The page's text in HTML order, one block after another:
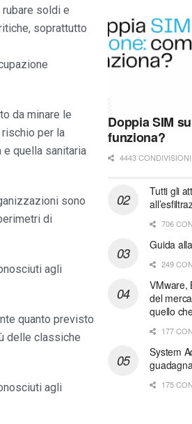
soldi e
soprattutto
da minare le
per la
quella sanitaria
sono
di
agli
quanto previsto
delle classiche
agli
Doppia SIM
funziona?
4443 CONDIVISIONI
Tutti gli
706
Guida
249
VMware,
del
quello
177
System
175